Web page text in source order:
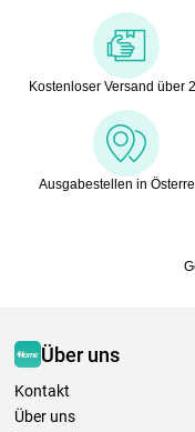
Kostenloser Versand über
Ausgabestellen in
Über uns
Kontakt
Über uns